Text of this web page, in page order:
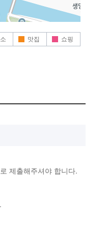
맛집 쇼핑
제출해주셔야 합니다.